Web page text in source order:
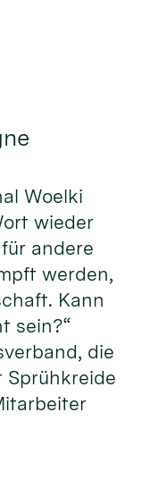
Woelki
wieder
andere
werden,
Kann
sein?“
die
Sprühkreide